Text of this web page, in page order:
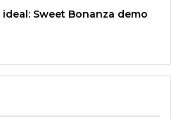
Sweet Bonanza demo